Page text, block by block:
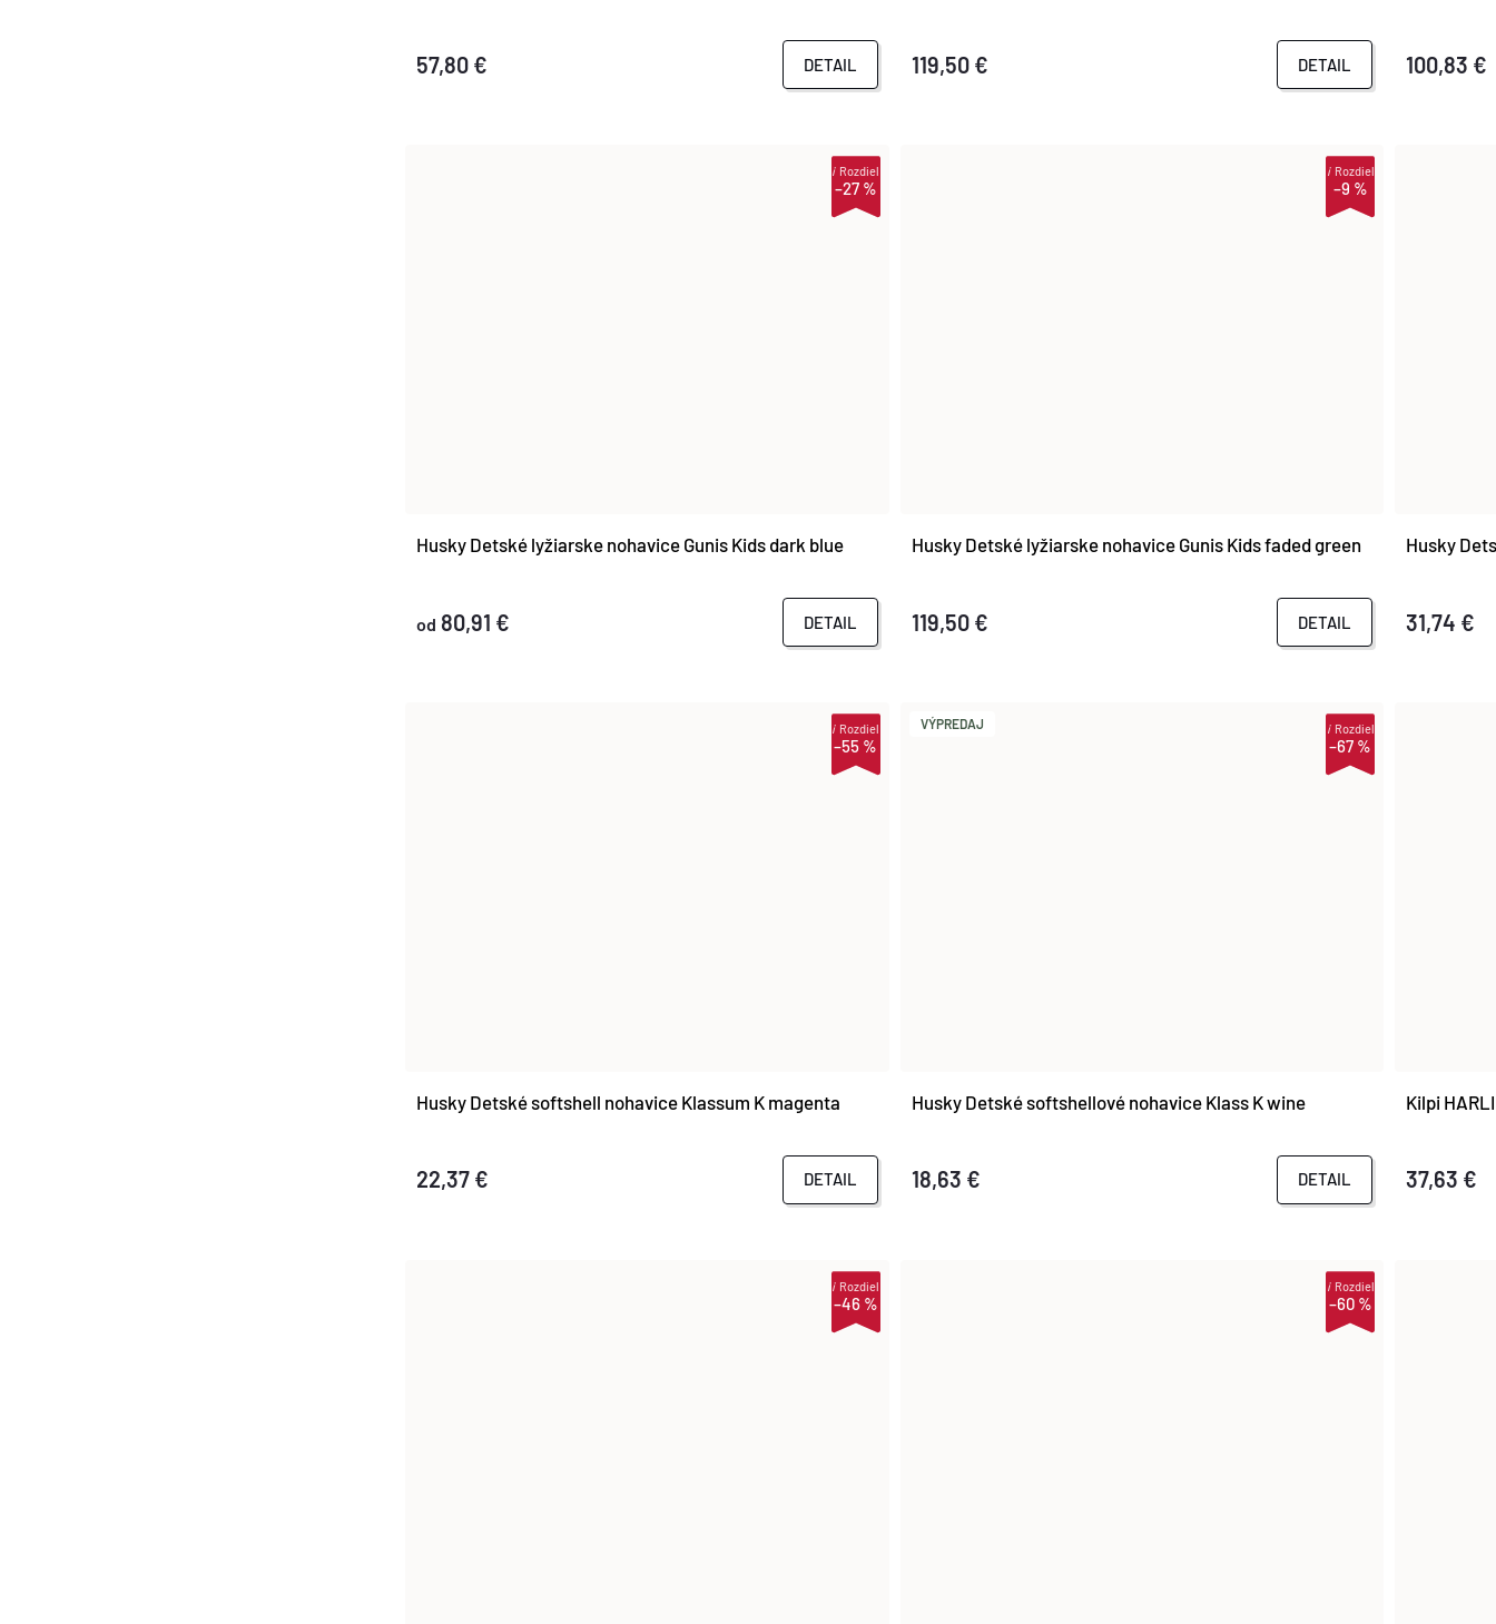
57,80 € DETAIL 119,50 € DETAIL 100,83 €
–27 %
iRozdiel
Husky Detské lyžiarske nohavice Gunis Kids dark blue
od 80,91 € DETAIL
–9 %
iRozdiel
Husky Detské lyžiarske nohavice Gunis Kids faded green
119,50 € DETAIL
Husky
31,74 €
–55 %
iRozdiel
Husky Detské softshell nohavice Klassum K magenta
22,37 € DETAIL
VÝPREDAJ
–67 %
iRozdiel
Husky Detské softshellové nohavice Klass K wine
18,63 € DETAIL
Kilpi
37,63 €
–46 %
iRozdiel
–60 %
iRozdiel